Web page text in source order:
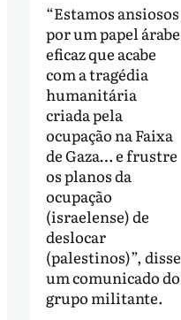
“Estamos ansiosos
por um papel árabe
eficaz que acabe
com a tragédia
humanitária
criada pela
ocupação na Faixa
de Gaza… e frustre
os planos da
ocupação
(israelense) de
deslocar
(palestinos)”, disse
um comunicado do
grupo militante.